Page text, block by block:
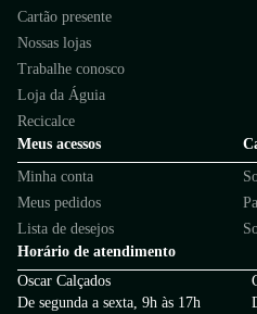
Cartão presente
Nossas lojas
Trabalhe conosco
Loja da Águia
Recicalce
Meus acessos
Minha conta
Meus pedidos
Lista de desejos
Horário de atendimento
Oscar Calçados
De segunda a sexta, 9h às 17h